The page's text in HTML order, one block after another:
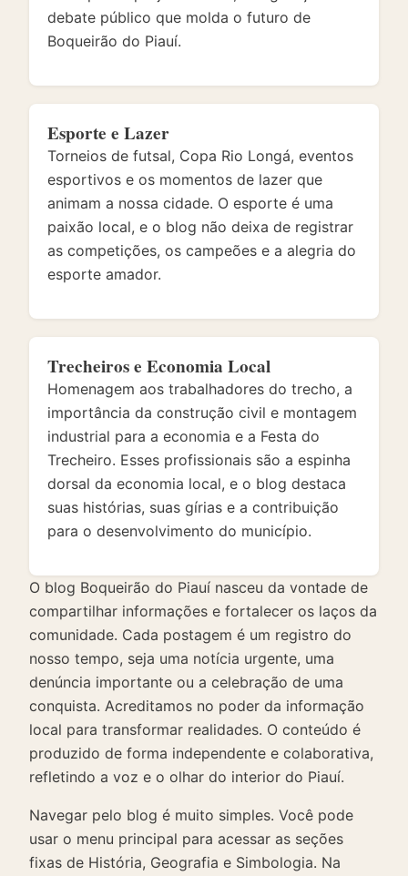
debate público que molda o futuro de
Boqueirão do Piauí.
Esporte e Lazer
Torneios de futsal, Copa Rio Longá, eventos
esportivos e os momentos de lazer que
animam a nossa cidade. O esporte é uma
paixão local, e o blog não deixa de registrar
as competições, os campeões e a alegria do
esporte amador.
Trecheiros e Economia Local
Homenagem aos trabalhadores do trecho, a
importância da construção civil e montagem
industrial para a economia e a Festa do
Trecheiro. Esses profissionais são a espinha
dorsal da economia local, e o blog destaca
suas histórias, suas gírias e a contribuição
para o desenvolvimento do município.
O blog Boqueirão do Piauí nasceu da vontade de
compartilhar informações e fortalecer os laços da
comunidade. Cada postagem é um registro do
nosso tempo, seja uma notícia urgente, uma
denúncia importante ou a celebração de uma
conquista. Acreditamos no poder da informação
local para transformar realidades. O conteúdo é
produzido de forma independente e colaborativa,
refletindo a voz e o olhar do interior do Piauí.
Navegar pelo blog é muito simples. Você pode
usar o menu principal para acessar as seções
fixas de História, Geografia e Simbologia. Na